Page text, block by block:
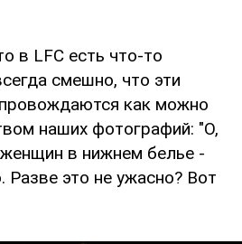
в LFC есть что-то
смешно, что эти
как можно
наших фотографий: "О,
в нижнем белье -
Разве это не ужасно? Вот